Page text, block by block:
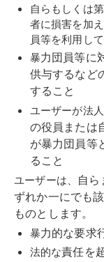
自 らもしくは
者に損害を加
員等を利用し
暴力団員等に
供与するなど
すること
ユーザーが法
の役員 または
が暴力団員等
ること
ユーザーは、 自ら
ずれか一にでも該
ものとします。
暴力的な要求
法的な責任を